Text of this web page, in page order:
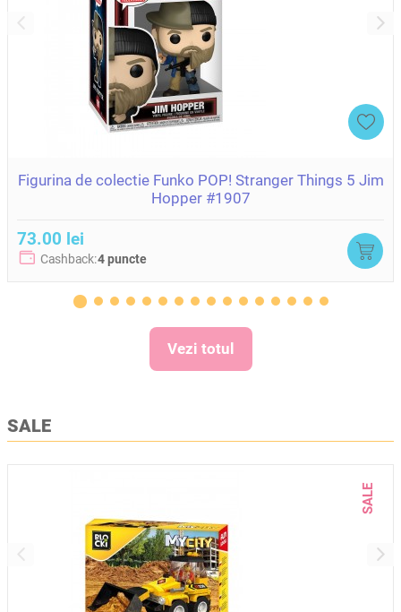
Figurina de colectie Funko POP! Stranger Things 5 Jim
Hopper #1907
73.00 lei
Cashback:4 puncte
Vezi totul
SALE
SALE